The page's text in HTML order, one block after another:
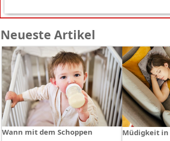
Neueste Artikel
Wann mit dem Schoppen
Müdigkeit in